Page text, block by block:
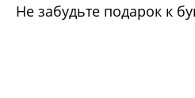
Не забудьте подарок к